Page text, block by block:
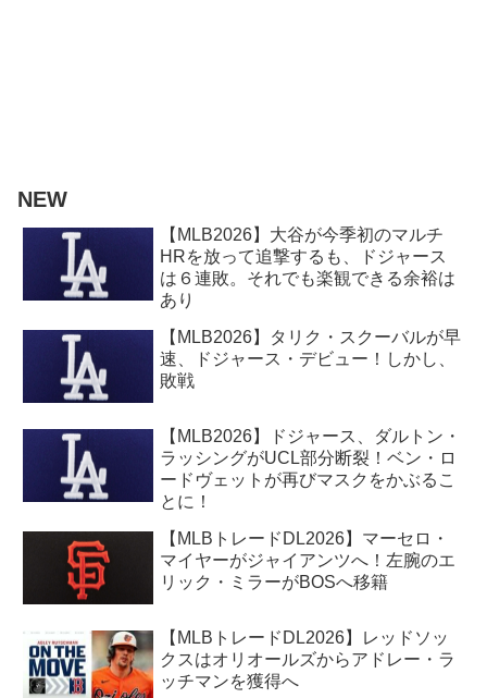
NEW
【MLB2026】大谷が今季初のマルチ
HRを放って追撃するも、ドジャース
は６連敗。それでも楽観できる余裕は
あり
【MLB2026】タリク・スクーバルが早
速、ドジャース・デビュー！しかし、
敗戦
【MLB2026】ドジャース、ダルトン・
ラッシングがUCL部分断裂！ベン・ロ
ードヴェットが再びマスクをかぶるこ
とに！
【MLBトレードDL2026】マーセロ・
マイヤーがジャイアンツへ！左腕のエ
リック・ミラーがBOSへ移籍
【MLBトレードDL2026】レッドソッ
クスはオリオールズからアドレー・ラ
ッチマンを獲得へ